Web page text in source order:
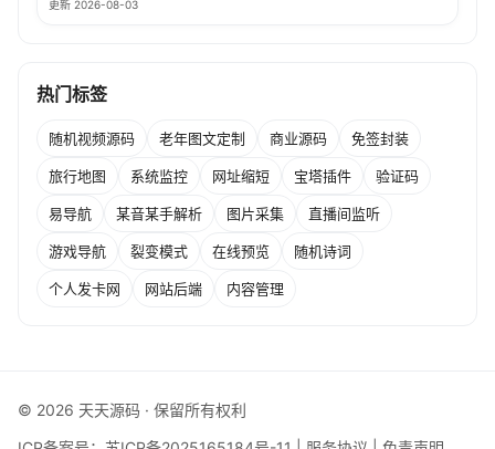
更新 2026-08-03
热门标签
随机视频源码 老年图文定制 商业源码 免签封装
旅行地图 系统监控 网址缩短 宝塔插件 验证码
易导航 某音某手解析 图片采集 直播间监听
游戏导航 裂变模式 在线预览 随机诗词
个人发卡网 网站后端 内容管理
© 2026 天天源码 · 保留所有权利